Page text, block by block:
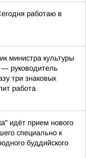
работаю в
министра культуры
руководитель
три знаковых
работа
идёт прием нового
специально к
буддийского